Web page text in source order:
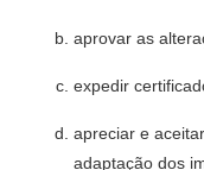
aprovar as
expedir
apreciar e
adaptação dos